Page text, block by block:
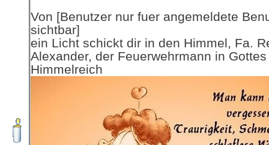
Von [Benutzer nur fuer angemeldete
sichtbar]
ein Licht schickt dir in den Himmel, Fa.
Alexander, der Feuerwehrmann in Gottes
Himmelreich